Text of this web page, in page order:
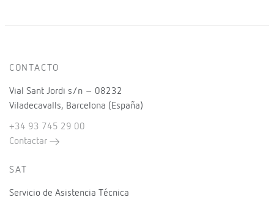
CONTACTO
Vial Sant Jordi s/n – 08232
Viladecavalls, Barcelona (España)
+34 93 745 29 00
Contactar
SAT
Servicio de Asistencia Técnica